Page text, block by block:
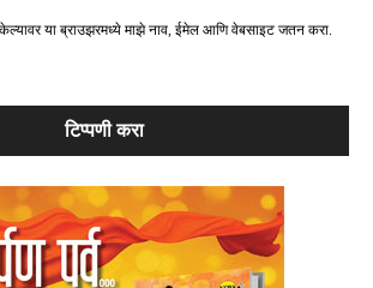
केल्यावर या ब्राउझरमध्ये माझे नाव, ईमेल आणि वेबसाइट जतन करा.